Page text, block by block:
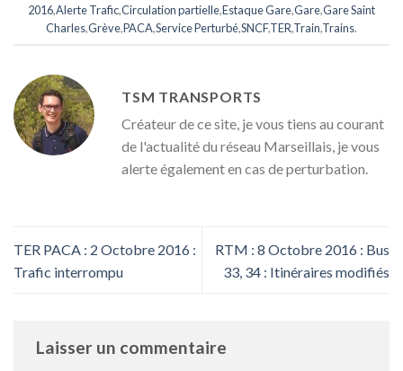
2016,Alerte Trafic,Circulation partielle,Estaque Gare,Gare,Gare Saint
Charles,Grève,PACA,Service Perturbé,SNCF,TER,Train,Trains.
TSM TRANSPORTS
Créateur de ce site, je vous tiens au courant
de l'actualité du réseau Marseillais, je vous
alerte également en cas de perturbation.
TER PACA : 2 Octobre 2016 :
Trafic interrompu
RTM : 8 Octobre 2016 : Bus
33, 34 : Itinéraires modifiés
Laisser un commentaire